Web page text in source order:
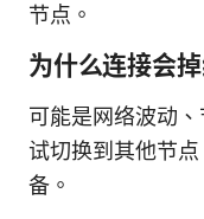
节点。
为什么连接会掉
可能是网络波动
试切换到其他节
备。